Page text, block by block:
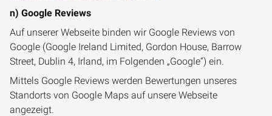
n) Google Reviews
Auf unserer Webseite binden wir Google Reviews von
Google (Google Ireland Limited, Gordon House, Barrow
Street, Dublin 4, Irland, im Folgenden „Google“) ein.
Mittels Google Reviews werden Bewertungen unseres
Standorts von Google Maps auf unsere Webseite
angezeigt.